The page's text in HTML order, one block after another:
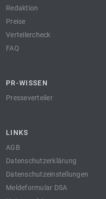
Redaktion
Preise
Verteilercheck
FAQ
PR-WISSEN
Presseverteiler
LINKS
AGB
Datenschutzerklärung
Datenschutzeinstellungen
Meldeformular DSA